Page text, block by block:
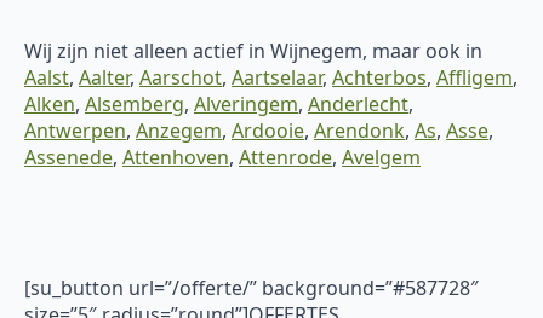
Wij zijn niet alleen actief in Wijnegem, maar ook in
Aalst, Aalter, Aarschot, Aartselaar, Achterbos, Affligem,
Alken, Alsemberg, Alveringem, Anderlecht,
Antwerpen, Anzegem, Ardooie, Arendonk, As, Asse,
Assenede, Attenhoven, Attenrode, Avelgem
[su_button url=”/offerte/” background=”#587728″